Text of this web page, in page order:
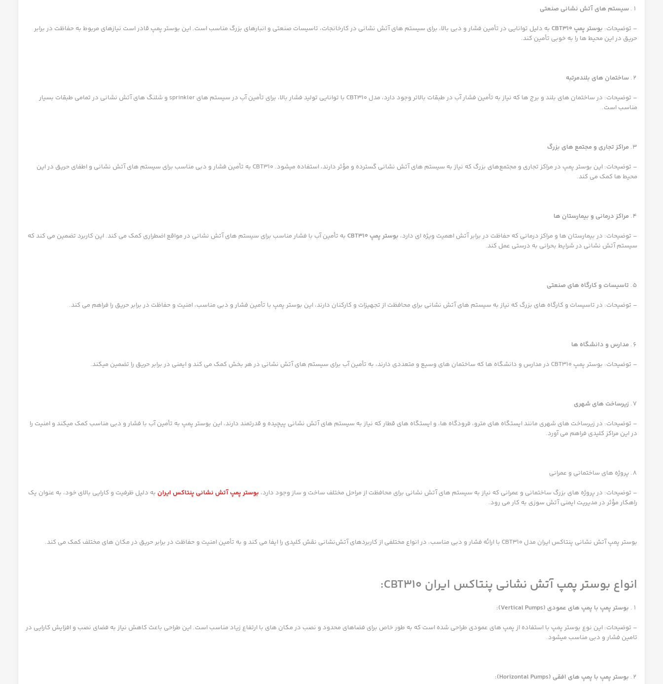
سیستم های آتش نشانی صنعتی
– توضیحات: بوستر پمپ CBT310
به دلیل توانایی در تأمین فشار و دبی بالا، برای سیستم های آتش نشانی در کارخانجات، تاسیسات صنعتی و انبارهای بزرگ مناسب است. این بوستر پمپ قادر است نیازهای مربوط به حفاظت در برابر
حریق در این محیط ها را به خوبی تأمین کند.
ساختمان های بلندمرتبه
– توضیحات: در ساختمان های بلند و برج ها که نیاز به تأمین فشار آب در طبقات بالاتر وجود دارد، مدل CBT310 با توانایی تولید فشار بالا، برای تأمین آب در سیستم های sprinkler و شلنگ های آتش نشانی در تمامی طبقات بسیار
مناسب است.
مراکز تجاری و مجتمع های بزرگ
– توضیحات: این بوستر پمپ در مراکز تجاری و مجتمع‌های بزرگ که نیاز به سیستم های آتش نشانی گسترده و مؤثر دارند، استفاده میشود. CBT310 به تأمین فشار و دبی مناسب برای سیستم های آتش نشانی و اطفای حریق در این
محیط ها کمک می کند.
مراکز درمانی و بیمارستان ها
– توضیحات: در بیمارستان ها و مراکز درمانی که حفاظت در برابر آتش اهمیت ویژه ای دارد، بوستر پمپ CBT310
به تأمین آب با فشار مناسب برای سیستم های آتش نشانی در مواقع اضطراری کمک می کند. این کاربرد تضمین می کند که
سیستم آتش نشانی در شرایط بحرانی به درستی عمل کند.
تاسیسات و کارگاه های صنعتی
– توضیحات: در تاسیسات و کارگاه های بزرگ که نیاز به سیستم های آتش نشانی برای محافظت از تجهیزات و کارکنان دارند، این بوستر پمپ با تأمین فشار و دبی مناسب، امنیت و حفاظت در برابر حریق را فراهم می کند.
مدارس و دانشگاه ها
– توضیحات: بوستر پمپ CBT310 در مدارس و دانشگاه ها که ساختمان های وسیع و متعددی دارند، به تأمین آب برای سیستم های آتش نشانی در هر بخش کمک می کند و ایمنی در برابر حریق را تضمین میکند.
زیرساخت های شهری
– توضیحات: در زیرساخت های شهری مانند ایستگاه های مترو، فرودگاه ها، و ایستگاه های قطار که نیاز به سیستم های آتش نشانی پیچیده و قدرتمند دارند، این بوستر پمپ به تأمین آب با فشار و دبی مناسب کمک میکند و امنیت را
در این مراکز کلیدی فراهم می آورد.
پروژه های ساختمانی و عمرانی
– توضیحات: در پروژه های بزرگ ساختمانی و عمرانی که نیاز به سیستم های آتش نشانی برای محافظت از مراحل مختلف ساخت و ساز وجود دارد، بوستر پمپ آتش نشانی پنتاکس ایران به دلیل ظرفیت و کارایی بالای خود، به عنوان یک
راهکار مؤثر در مدیریت ایمنی آتش سوزی به کار می رود.
بوستر پمپ آتش نشانی پنتاکس ایران مدل CBT310 با ارائه فشار و دبی مناسب، در انواع مختلفی از کاربردهای آتش‌نشانی نقش کلیدی را ایفا می کند و به تأمین امنیت و حفاظت در برابر حریق در مکان های مختلف کمک می کند.
انواع بوستر پمپ آتش نشانی پنتاکس ایران CBT310:
بوستر پمپ با پمپ های عمودی (Vertical Pumps):
– توضیحات: این نوع بوستر پمپ با استفاده از پمپ های عمودی طراحی شده است که به طور خاص برای فضاهای محدود و نصب در مکان های با ارتفاع زیاد مناسب است. این طراحی باعث کاهش نیاز به فضای نصب و افزایش کارایی در
تامین فشار و دبی مناسب میشود.
بوستر پمپ با پمپ های افقی (Horizontal Pumps):